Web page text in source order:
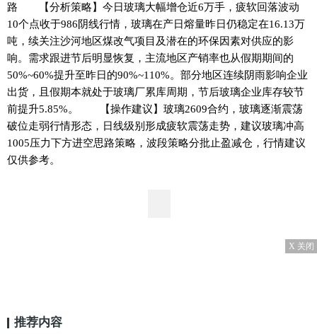
路 【分析策略】今日玻璃大幅增仓近6万手，疲软回落波动
10个点收于986阴线行情，玻璃在产日熔量昨日仍稳定在16.13万
吨，续关注沙河地区煤改气项目及潜在的环保因素对供应的影
响。需求跟进节后明显恢复，主流地区产销率也从假期期间的
50%~60%提升至昨日的90%~110%。部分地区连续阴雨影响企业
出货，且假期本就处于玻璃厂累库周期，节后玻璃企业库存较节
前提升5.85%。 【操作建议】玻璃2609合约，玻璃逐渐震荡
破位走弱行情形态，日线级别形成疲软震荡走势，建议玻璃冲高
1005压力下方进空思路策略，波段策略分批止盈减仓，行情建议
仅供参考。
X 关闭
推荐内容